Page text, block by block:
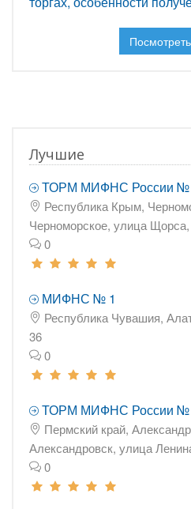
Лучшие
ТОРМ МИФНС России №
Республика Крым,
Черноморское, улица
0
МИФНС № 1
Республика Чувашия,
36
0
ТОРМ МИФНС России №
Пермский край,
Александровск, улица
0